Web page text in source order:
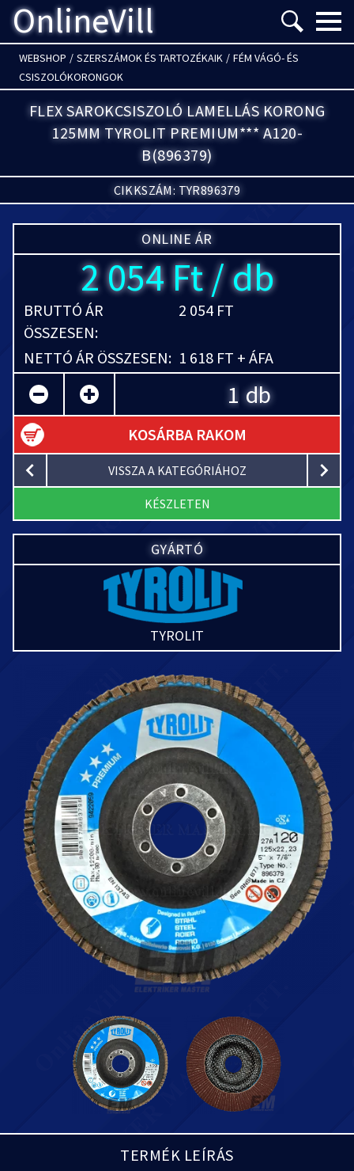
OnlineVill Menü
WEBSHOP / SZERSZÁMOK ÉS TARTOZÉKAIK / FÉM VÁGÓ- ÉS
CSISZOLÓKORONGOK
FLEX SAROKCSISZOLÓ LAMELLÁS KORONG
125MM TYROLIT PREMIUM*** A120-
B(896379)
CIKKSZÁM: TYR896379
ONLINE ÁR
2 054 Ft / db
BRUTTÓ ÁR
ÖSSZESEN:
2 054 FT
NETTÓ ÁR ÖSSZESEN: 1 618 FT + ÁFA
db
KOSÁRBA RAKOM
VISSZA A KATEGÓRIÁHOZ
KÉSZLETEN
GYÁRTÓ
TYROLIT
TERMÉK LEÍRÁS